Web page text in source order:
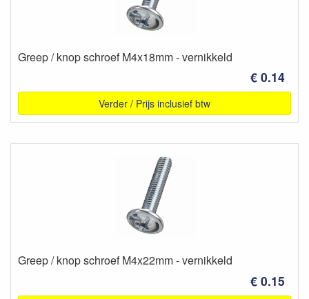
Greep / knop schroef M4x18mm - vernikkeld
€ 0.14
Verder / Prijs inclusief btw
Greep / knop schroef M4x22mm - vernikkeld
€ 0.15